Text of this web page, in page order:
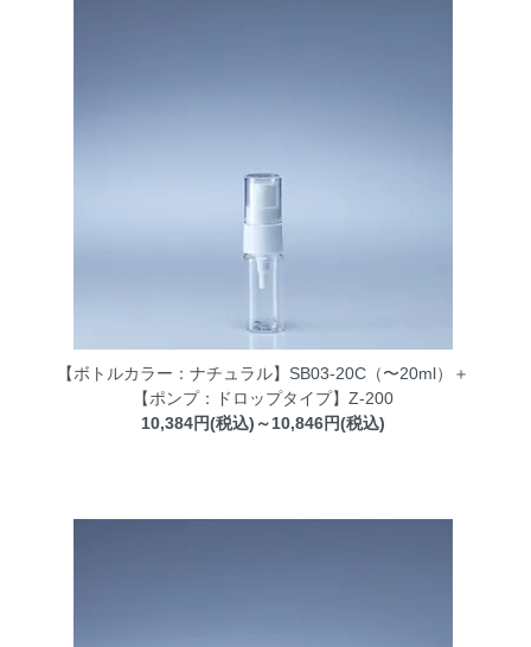
【ボトルカラー：ナチュラル】SB03-20C（〜20ml）＋
【ポンプ：ドロップタイプ】Z-200
10,384円(税込)～10,846円(税込)